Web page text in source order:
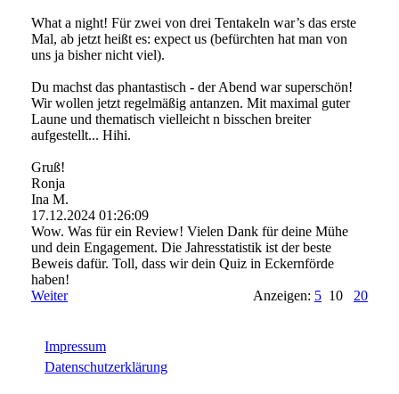
What a night! Für zwei von drei Tentakeln war’s das erste
Mal, ab jetzt heißt es: expect us (befürchten hat man von
uns ja bisher nicht viel).
Du machst das phantastisch - der Abend war superschön!
Wir wollen jetzt regelmäßig antanzen. Mit maximal guter
Laune und thematisch vielleicht n bisschen breiter
aufgestellt... Hihi.
Gruß!
Ronja
Ina M.
17.12.2024 01:26:09
Wow. Was für ein Review! Vielen Dank für deine Mühe
und dein Engagement. Die Jahresstatistik ist der beste
Beweis dafür. Toll, dass wir dein Quiz in Eckernförde
haben!
Weiter
Anzeigen: 5 10 20
Impressum
Datenschutzerklärung